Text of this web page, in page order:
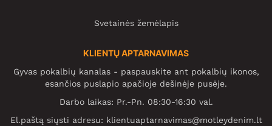
Svetainės žemėlapis
KLIENTŲ APTARNAVIMAS
Gyvas pokalbių kanalas - paspauskite ant pokalbių ikonos,
esančios puslapio apačioje dešinėje pusėje.
Darbo laikas: Pr.-Pn. 08:30-16:30 val.
El.paštą siųsti adresu: klientuaptarnavimas@motleydenim.lt